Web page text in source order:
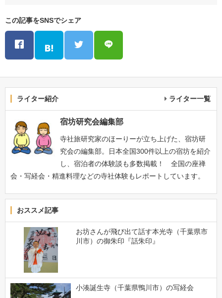
この記事をSNSでシェア
ライター紹介 ライター一覧
宿坊研究会編集部
寺社旅研究家のほーりーが立ち上げた、宿坊研
究会の編集部。日本全国300件以上の宿坊を紹介
し、宿泊者の体験談も多数掲載！ 全国の座禅
会・写経会・精進料理などの寺社体験もレポートしています。
おススメ記事
お坊さんが飛び出て話す本光寺（千葉県市
川市）の御朱印『話朱印』
小湊誕生寺（千葉県鴨川市）の写経会